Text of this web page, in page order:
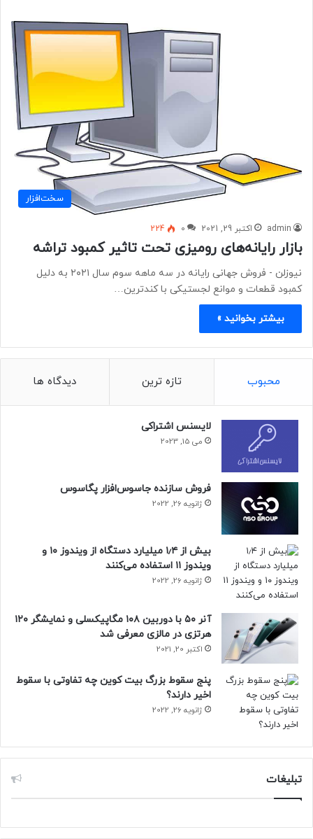
سخت‌افزار
admin اکتبر 29, 2021 0
224
بازار رایانه‌های رومیزی تحت تاثیر کمبود تراشه
نیوزلن - ​​​​​​​فروش جهانی رایانه در سه ماهه سوم سال ۲۰۲۱ به دلیل
کمبود قطعات و موانع لجستیکی با کندترین…
بیشتر بخوانید »
محبوب تازه ترین دیدگاه ها
لایسنس اشتراکی
می 15, 2023
فروش سازنده جاسوس‌افزار پگاسوس
ژانویه 26, 2022
بیش از ۱٫۴ میلیارد دستگاه از ویندوز ۱۰ و
ویندوز ۱۱ استفاده می‌کنند
ژانویه 26, 2022
آنر ۵۰ با دوربین ۱۰۸ مگاپیکسلی و نمایشگر ۱۲۰
هرتزی در مالزی معرفی شد
اکتبر 20, 2021
پنج سقوط بزرگ بیت کوین چه تفاوتی با سقوط
اخیر دارند؟
ژانویه 26, 2022
تبلیغات